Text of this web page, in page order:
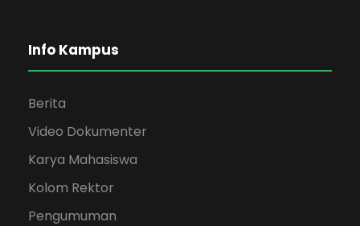
Info Kampus
Berita
Video Dokumenter
Karya Mahasiswa
Kolom Rektor
Pengumuman